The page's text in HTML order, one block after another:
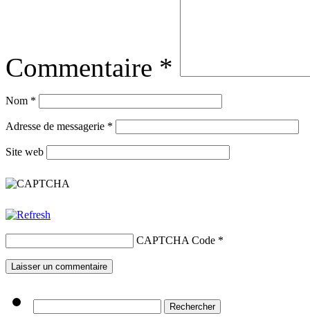
Commentaire *
Nom *
Adresse de messagerie *
Site web
CAPTCHA Code *